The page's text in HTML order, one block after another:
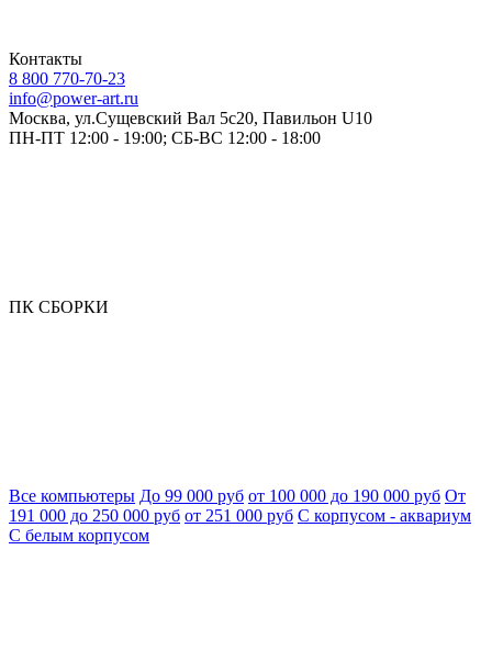
Контакты
8 800 770-70-23
info@power-art.ru
Москва, ул.Сущевский Вал 5с20, Павильон U10
ПН-ПТ 12:00 - 19:00; СБ-ВС 12:00 - 18:00
ПК СБОРКИ
Все компьютеры До 99 000 руб от 100 000 до 190 000 руб От
191 000 до 250 000 руб от 251 000 руб С корпусом - аквариум
С белым корпусом